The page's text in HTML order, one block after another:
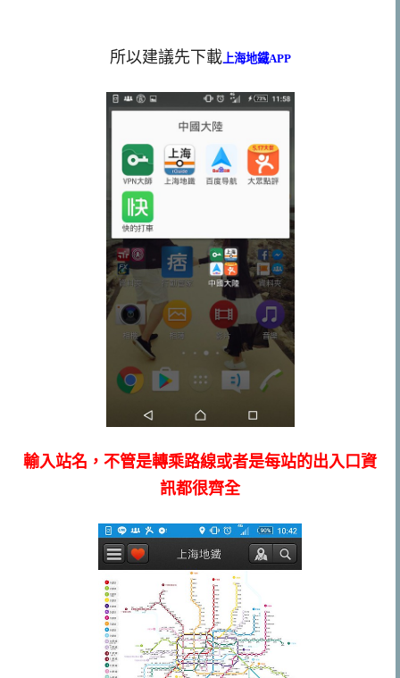
所以建議先下載上海地鐵APP
輸入站名，不管是轉乘路線或者是每站的出入口資
訊都很齊全